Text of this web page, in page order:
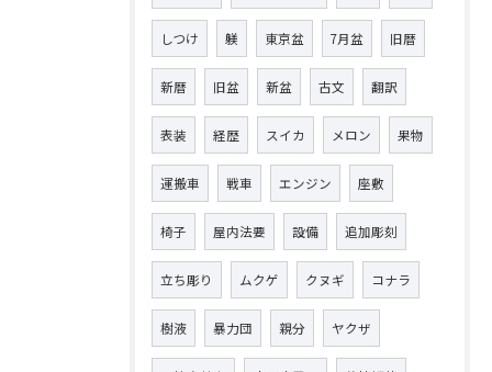
しつけ 躾 東京盆 7月盆 旧暦
新暦 旧盆 新盆 古文 翻訳
表装 経歴 スイカ メロン 果物
運搬車 戦車 エンジン 座敷
椅子 屋内法要 設備 追加彫刻
立ち彫り ムクゲ クヌギ コナラ
樹液 暴力団 親分 ヤクザ